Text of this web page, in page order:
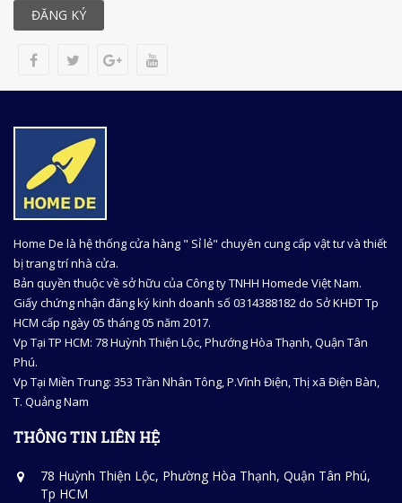
ĐĂNG KÝ
Home De là hệ thống cửa hàng " Sỉ lẻ" chuyên cung cấp vật tư và thiết
bị trang trí nhà cửa.
Bản quyền thuộc về sở hữu của Công ty TNHH Homede Việt Nam.
Giấy chứng nhận đăng ký kinh doanh số 0314388182 do Sở KHĐT Tp
HCM cấp ngày 05 tháng 05 năm 2017.
Vp Tại TP HCM: 78 Huỳnh Thiện Lộc, Phướng Hòa Thạnh, Quận Tân
Phú.
Vp Tại Miền Trung: 353 Trần Nhân Tông, P.Vĩnh Điện, Thị xã Điện Bàn,
T. Quảng Nam
THÔNG TIN LIÊN HỆ
78 Huỳnh Thiện Lộc, Phường Hòa Thạnh, Quận Tân Phú,
Tp HCM